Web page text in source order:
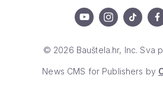
© 2026 Bauštela.hr, Inc. Sva
News CMS for Publishers by